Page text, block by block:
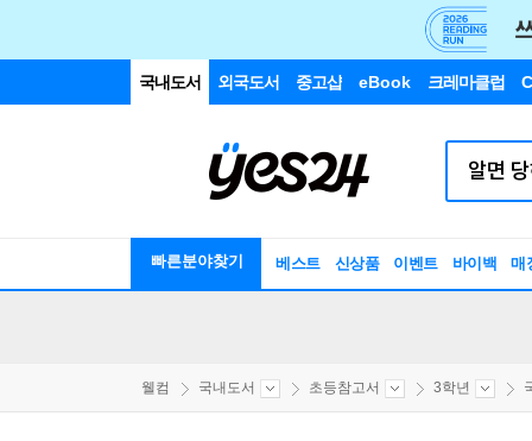
국내도서 외국도서 중고샵 eBook 크레마클럽
빠른분야찾기 베스트 신상품 이벤트 바이백 매
웰컴 국내도서 초등참고서 3학년